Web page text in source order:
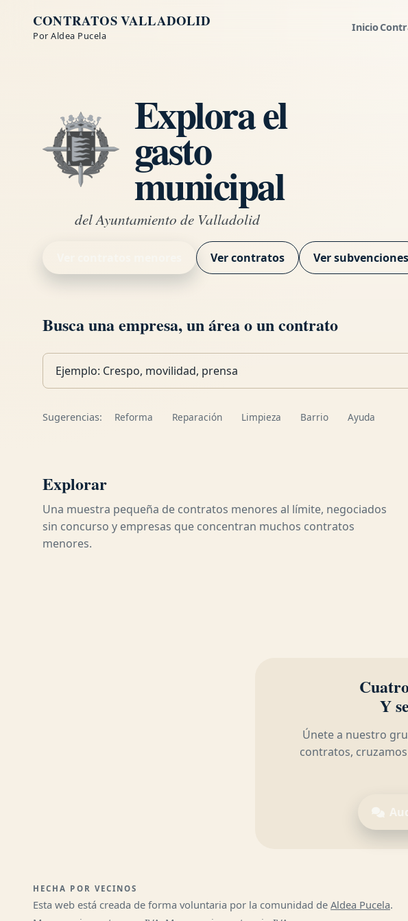
CONTRATOS VALLADOLID
Por Aldea Pucela
Inicio
Explora el
gasto
municipal
del Ayuntamiento de Valladolid
Ver contratos Ver subvenciones
Busca una empresa, un área o un contrato
Busca contratos, empresas o áreas
Sugerencias: Reforma Reparación Limpieza Barrio Ayuda
Explorar
Una muestra pequeña de contratos menores al límite, negociados
sin concurso y empresas que concentran muchos contratos
menores.
Y
Únete a nuestro
contratos,
HECHA POR VECINOS
Esta web está creada de forma voluntaria por la comunidad de Aldea Pucela.